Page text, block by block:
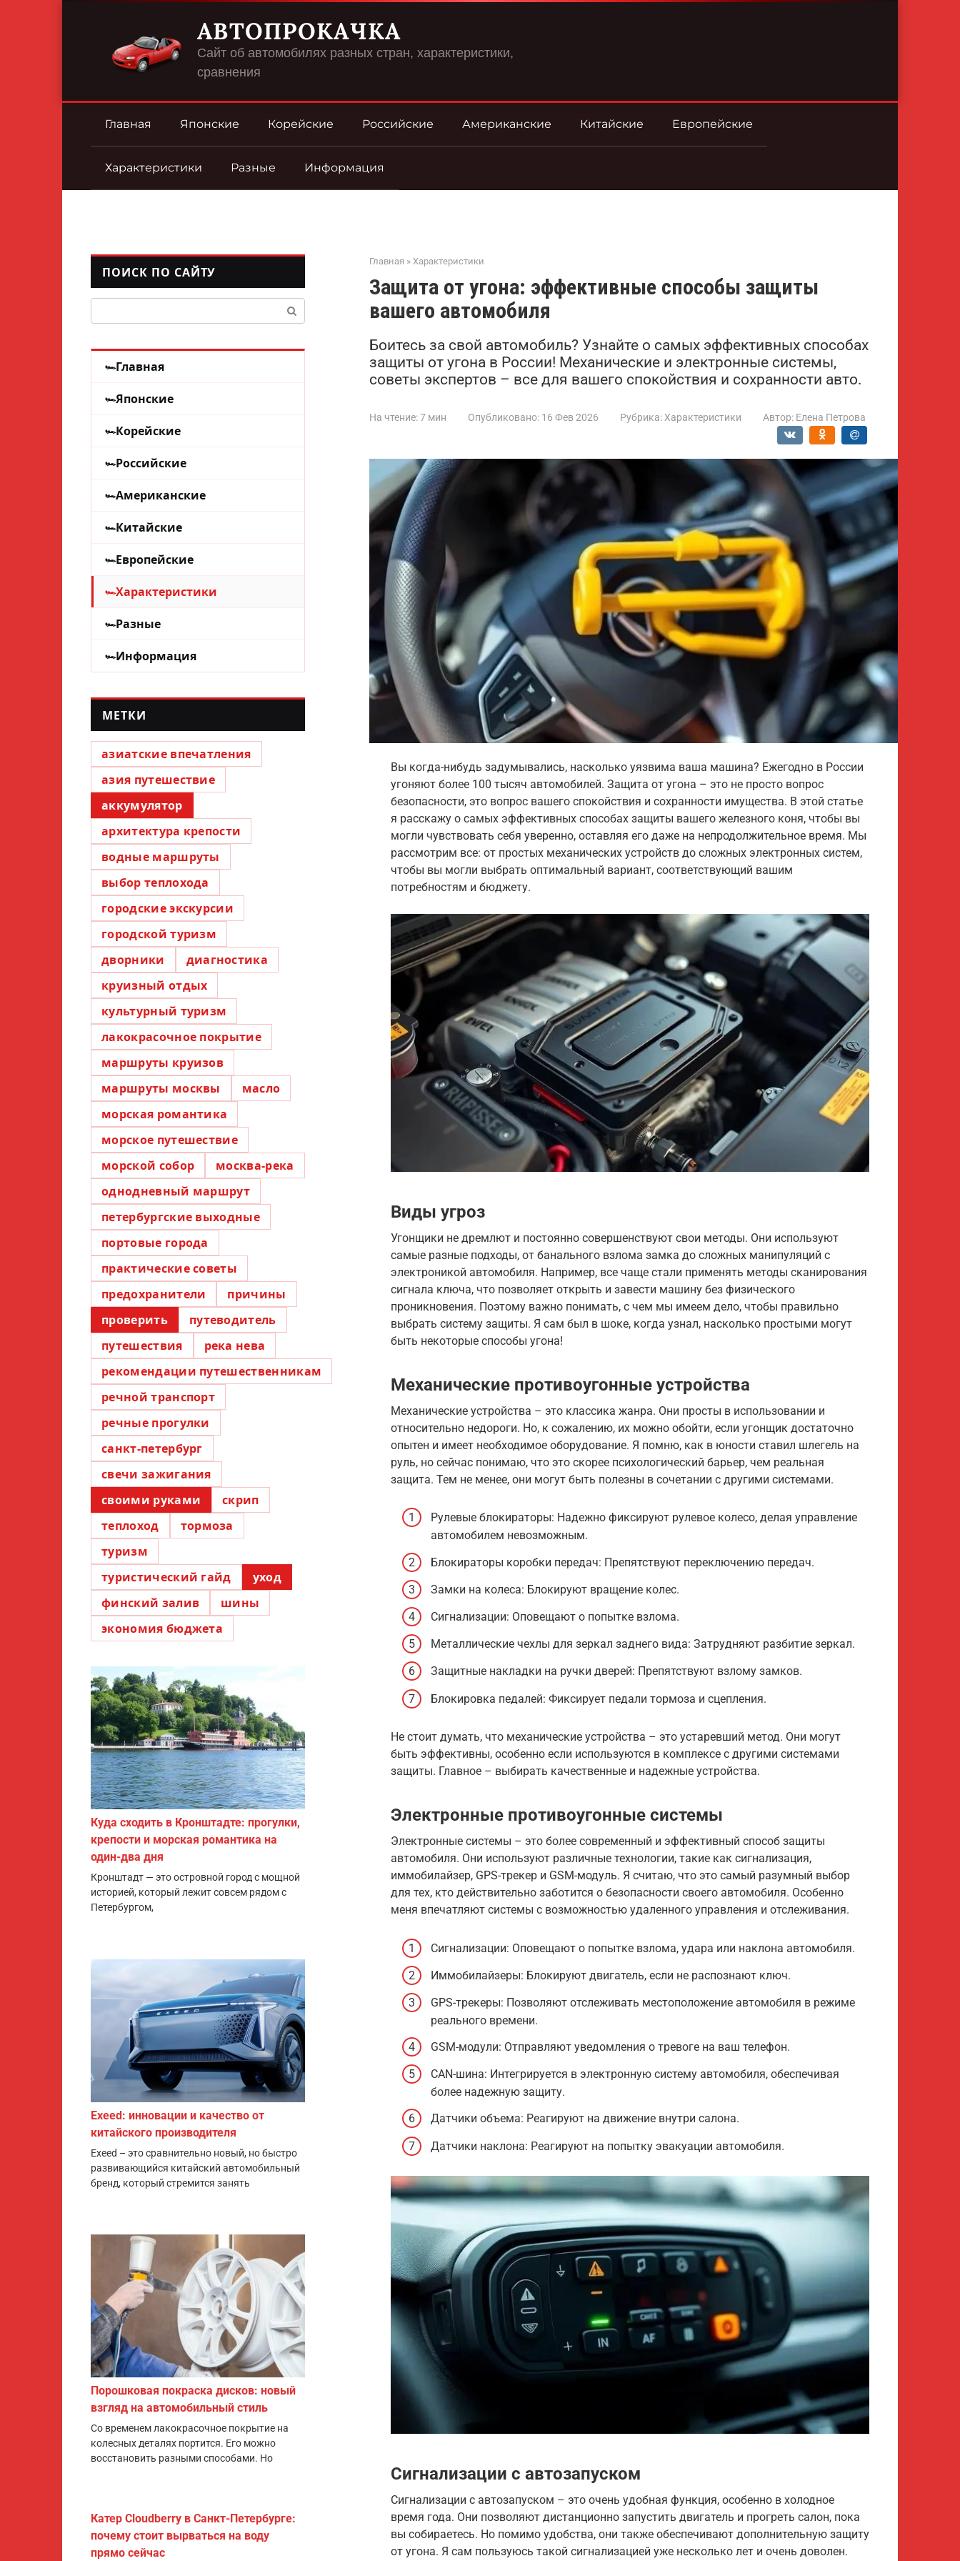
АВТОПРОКАЧКА
Сайт об автомобилях разных стран, характеристики,
сравнения
Главная Японские Корейские Российские Американские Китайские Европейские
Характеристики Разные Информация
Главная » Характеристики
Защита от угона: эффективные способы защиты
вашего автомобиля
Боитесь за свой автомобиль? Узнайте о самых эффективных способах
защиты от угона в России! Механические и электронные системы,
советы экспертов – все для вашего спокойствия и сохранности авто.
На чтение:7 мин Опубликовано: 16 Фев 2026 Рубрика: Характеристики Автор: Елена Петрова
Вы когда-нибудь задумывались, насколько уязвима ваша машина? Ежегодно в России
угоняют более 100 тысяч автомобилей. Защита от угона – это не просто вопрос
безопасности, это вопрос вашего спокойствия и сохранности имущества. В этой статье
я расскажу о самых эффективных способах защиты вашего железного коня, чтобы вы
могли чувствовать себя уверенно, оставляя его даже на непродолжительное время. Мы
рассмотрим все: от простых механических устройств до сложных электронных систем,
чтобы вы могли выбрать оптимальный вариант, соответствующий вашим
потребностям и бюджету.
Виды угроз
Угонщики не дремлют и постоянно совершенствуют свои методы. Они используют
самые разные подходы, от банального взлома замка до сложных манипуляций с
электроникой автомобиля. Например, все чаще стали применять методы сканирования
сигнала ключа, что позволяет открыть и завести машину без физического
проникновения. Поэтому важно понимать, с чем мы имеем дело, чтобы правильно
выбрать систему защиты. Я сам был в шоке, когда узнал, насколько простыми могут
быть некоторые способы угона!
Механические противоугонные устройства
Механические устройства – это классика жанра. Они просты в использовании и
относительно недороги. Но, к сожалению, их можно обойти, если угонщик достаточно
опытен и имеет необходимое оборудование. Я помню, как в юности ставил шлегель на
руль, но сейчас понимаю, что это скорее психологический барьер, чем реальная
защита. Тем не менее, они могут быть полезны в сочетании с другими системами.
Рулевые блокираторы: Надежно фиксируют рулевое колесо, делая управление
автомобилем невозможным.
Блокираторы коробки передач: Препятствуют переключению передач.
Замки на колеса: Блокируют вращение колес.
Сигнализации: Оповещают о попытке взлома.
Металлические чехлы для зеркал заднего вида: Затрудняют разбитие зеркал.
Защитные накладки на ручки дверей: Препятствуют взлому замков.
Блокировка педалей: Фиксирует педали тормоза и сцепления.
Не стоит думать, что механические устройства – это устаревший метод. Они могут
быть эффективны, особенно если используются в комплексе с другими системами
защиты. Главное – выбирать качественные и надежные устройства.
Электронные противоугонные системы
Электронные системы – это более современный и эффективный способ защиты
автомобиля. Они используют различные технологии, такие как сигнализация,
иммобилайзер, GPS-трекер и GSM-модуль. Я считаю, что это самый разумный выбор
для тех, кто действительно заботится о безопасности своего автомобиля. Особенно
меня впечатляют системы с возможностью удаленного управления и отслеживания.
Сигнализации: Оповещают о попытке взлома, удара или наклона автомобиля.
Иммобилайзеры: Блокируют двигатель, если не распознают ключ.
GPS-трекеры: Позволяют отслеживать местоположение автомобиля в режиме
реального времени.
GSM-модули: Отправляют уведомления о тревоге на ваш телефон.
CAN-шина: Интегрируется в электронную систему автомобиля, обеспечивая
более надежную защиту.
Датчики объема: Реагируют на движение внутри салона.
Датчики наклона: Реагируют на попытку эвакуации автомобиля.
Сигнализации с автозапуском
Сигнализации с автозапуском – это очень удобная функция, особенно в холодное
время года. Они позволяют дистанционно запустить двигатель и прогреть салон, пока
вы собираетесь. Но помимо удобства, они также обеспечивают дополнительную защиту
от угона. Я сам пользуюсь такой сигнализацией уже несколько лет и очень доволен.
ПОИСК ПО САЙТУ
Главная
Японские
Корейские
Российские
Американские
Китайские
Европейские
Характеристики
Разные
Информация
МЕТКИ
азиатские впечатления
азия путешествие
аккумулятор
архитектура крепости
водные маршруты
выбор теплохода
городские экскурсии
городской туризм
дворники
диагностика
круизный отдых
культурный туризм
лакокрасочное покрытие
маршруты круизов
маршруты москвы
масло
морская романтика
морское путешествие
морской собор
москва-река
однодневный маршрут
петербургские выходные
портовые города
практические советы
предохранители
причины
проверить
путеводитель
путешествия
река нева
рекомендации путешественникам
речной транспорт
речные прогулки
санкт-петербург
свечи зажигания
своими руками
скрип
теплоход
тормоза
туризм
туристический гайд
уход
финский залив
шины
экономия бюджета
Куда сходить в Кронштадте: прогулки,
крепости и морская романтика на
один-два дня
Кронштадт — это островной город с мощной
историей, который лежит совсем рядом с
Петербургом,
Exeed: инновации и качество от
китайского производителя
Exeed – это сравнительно новый, но быстро
развивающийся китайский автомобильный
бренд, который стремится занять
Порошковая покраска дисков: новый
взгляд на автомобильный стиль
Со временем лакокрасочное покрытие на
колесных деталях портится. Его можно
восстановить разными способами. Но
Катер Cloudberry в Санкт-Петербурге:
почему стоит вырваться на воду
прямо сейчас